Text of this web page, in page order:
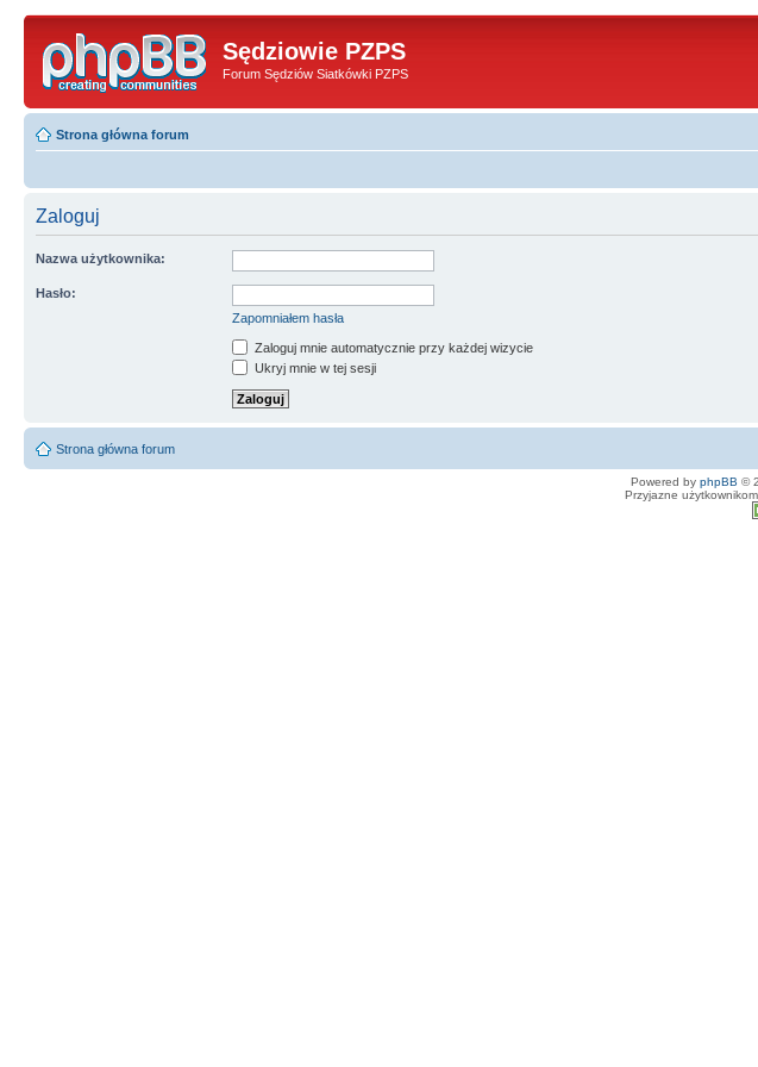
Sędziowie PZPS
Forum Sędziów Siatkówki PZPS
Strona główna forum
Zaloguj
Nazwa użytkownika:
Hasło:
Zapomniałem hasła
Zaloguj mnie automatycznie przy każdej wizycie
Ukryj mnie w tej sesji
Strona główna forum
Powered by phpBB ©
Przyjazne